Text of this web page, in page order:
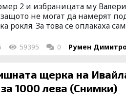
2 и избраницата му
не могат да намерят
рокля. За това се оплакаха
59395 0 Румен
щерка на
1000 лева (Снимки)